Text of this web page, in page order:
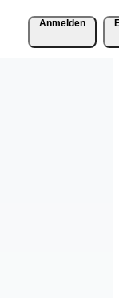
Anmelden